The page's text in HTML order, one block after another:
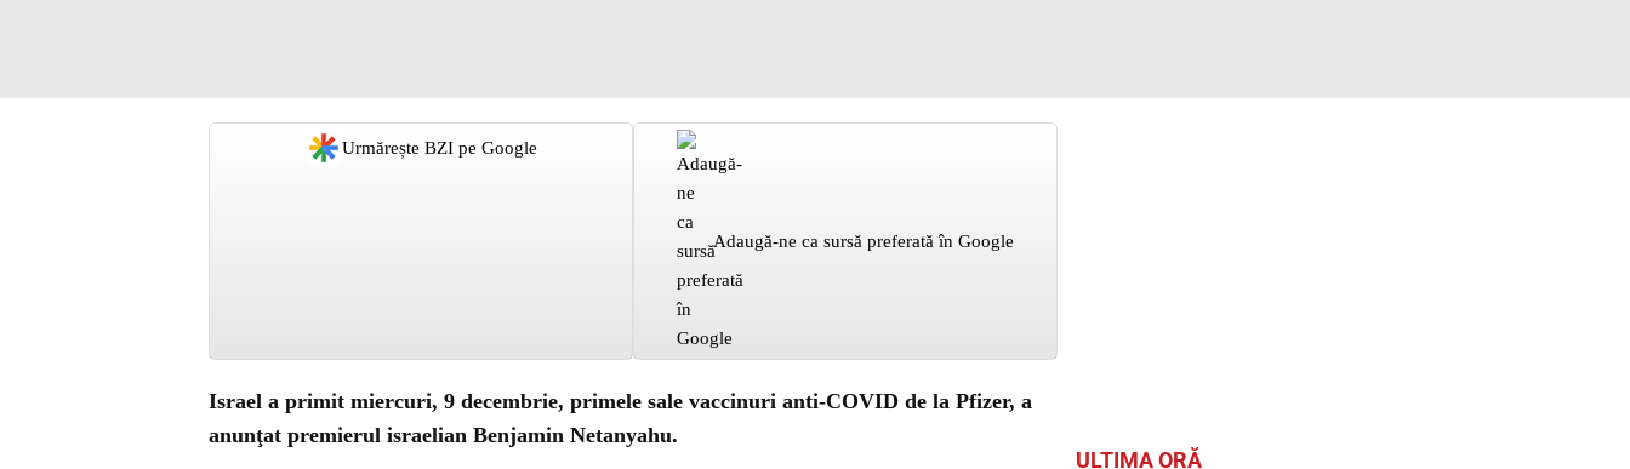
Urmărește BZI pe Google
Adaugă-ne ca sursă preferată în Google
Israel a primit miercuri, 9 decembrie, primele sale vaccinuri anti-COVID de la Pfizer, a
anunţat premierul israelian Benjamin Netanyahu.
ULTIMA ORĂ